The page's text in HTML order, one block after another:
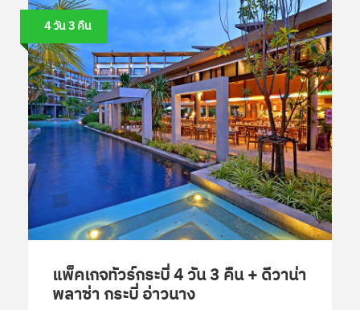
4 วัน 3 คืน
แพ็คเกจทัวร์กระบี่ 4 วัน 3 คืน + ดีวาน่า
พลาซ่า กระบี่ อ่าวนาง